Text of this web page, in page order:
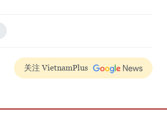
关注 VietnamPlus